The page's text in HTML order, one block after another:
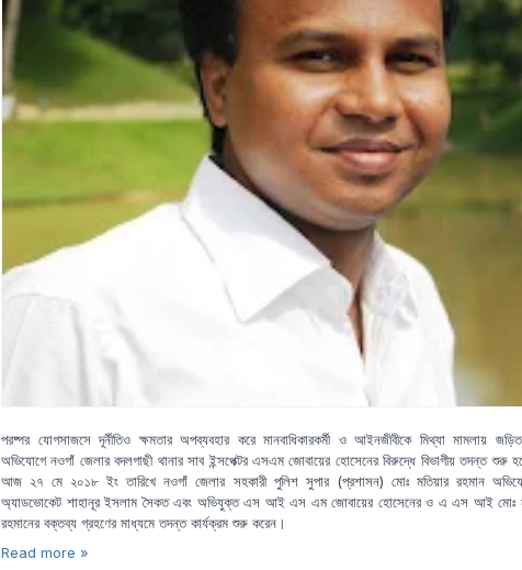
পরষ্পর যোগসাজসে দূর্নীতিও ক্ষমতার অপব্যবহার করে মানবাধিকারকর্মী ও আইনজীবীকে মিথ্যা মামলায়
অভিযোগে নওগাঁ জেলার বদলগাছী থানার সাব ইন্সপেক্টর এসএম জোবায়ের হোসেনের বিরুদ্ধে বিভাগীয় তদন্ত শুরু
আজ ২৭ মে ২০১৮ ইং তারিখে নওগাঁ জেলার সহকারী পুলিশ সুপার (প্রশাসন) মোঃ মতিয়ার রহমান
অ্যাডভোকেট শাহানূর ইসলাম সৈকত এবং অভিযুক্ত এস আই এস এম জোবায়ের হোসেনের ও এ এস আই মোঃ
রহমানের বক্তব্য গ্রহণের মাধ্যমে তদন্ত কার্যক্রম শুরু করেন।
Read more »